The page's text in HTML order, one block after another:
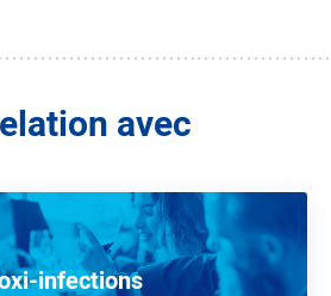
avec
infections